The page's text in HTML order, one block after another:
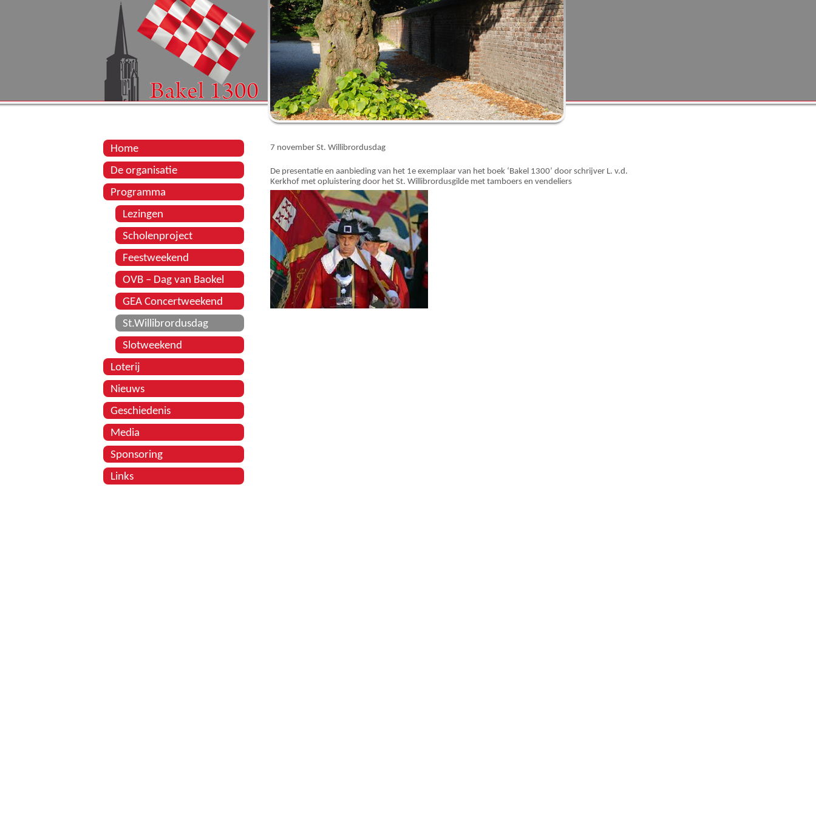
Home
De organisatie
Programma
Lezingen
Scholenproject
Feestweekend
OVB – Dag van Baokel
GEA Concertweekend
St.Willibrordusdag
Slotweekend
Loterij
Nieuws
Geschiedenis
Media
Sponsoring
Links
7 november St. Willibrordusdag
De presentatie en aanbieding van het 1e exemplaar van het boek ‘Bakel 1300’ door schrijver L. v.d.
Kerkhof met opluistering door het St. Willibrordusgilde met tamboers en vendeliers